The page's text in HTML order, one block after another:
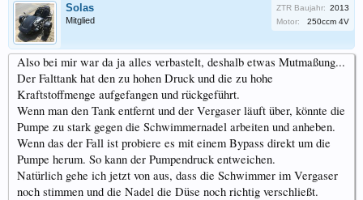
Solas
Mitglied
ZTR Baujahr: 2013
Motor:
250ccm 4V
Also bei mir war da ja alles verbastelt, deshalb etwas Mutmaßung...
Der Falttank hat den zu hohen Druck und die zu hohe
Kraftstoffmenge aufgefangen und rückgeführt.
Wenn man den Tank entfernt und der Vergaser läuft über, könnte die
Pumpe zu stark gegen die Schwimmernadel arbeiten und anheben.
Wenn das der Fall ist probiere es mit einem Bypass direkt um die
Pumpe herum. So kann der Pumpendruck entweichen.
Natürlich gehe ich jetzt von aus, dass die Schwimmer im Vergaser
noch stimmen und die Nadel die Düse noch richtig verschließt.